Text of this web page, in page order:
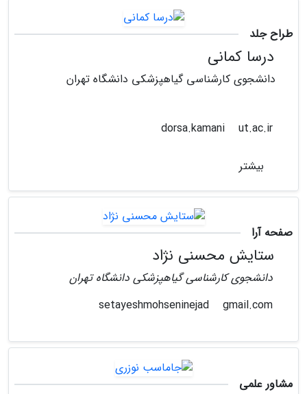
طراح جلد
درسا کمانی
دانشجوی کارشناسی گیاهپزشکی دانشگاه تهران
ut.ac.ir
بیشتر
صفحه آرا
ستایش محسنی نژاد
دانشجوی کارشناسی گیاهپزشکی دانشگاه تهران
gmail.com
مشاور علمی